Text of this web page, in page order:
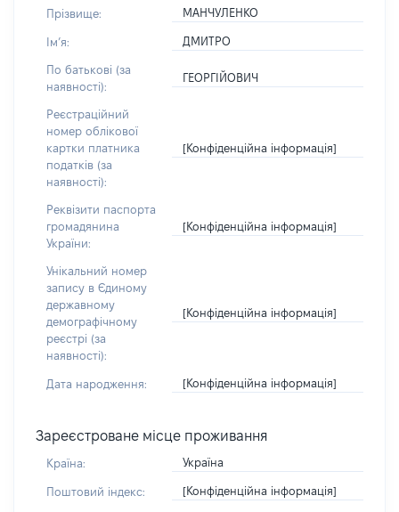
Прізвище: МАНЧУЛЕНКО
Імʼя: ДМИТРО
По батькові (за
наявності):
ГЕОРГІЙОВИЧ
Реєстраційний
номер облікової
картки платника
податків (за
наявності):
[Конфіденційна інформація]
Реквізити паспорта
громадянина
України:
[Конфіденційна інформація]
Унікальний номер
запису в Єдиному
державному
демографічному
реєстрі (за
наявності):
[Конфіденційна інформація]
Дата народження: [Конфіденційна інформація]
Зареєстроване місце проживання
Країна: Україна
Поштовий індекс: [Конфіденційна інформація]